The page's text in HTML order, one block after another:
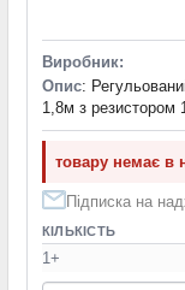
Виробник:
Опис:
1,8м з
товару немає в
Підписка на
КІЛЬКІСТЬ
1+